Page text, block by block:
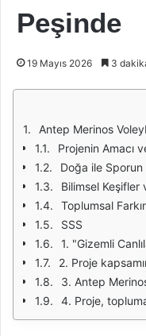
Peşinde
19 Mayıs 2026 3
Antep Merinos
Projenin Amacı
Doğa ile Sporun
Bilimsel Keşifler
Toplumsal
SSS
1. "Gizemli
2. Proje
3. Antep Merinos
4. Proje,